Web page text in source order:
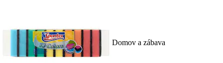
Domov a zábava